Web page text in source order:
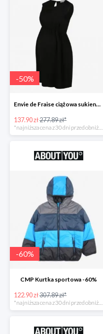
-50%
Envie de Fraise ciążowa sukienka 'Madeleine' -50%
137.90 zł277.89 zł*
-60%
CMP Kurtka sportowa -60%
122.90 zł307.89 zł*
*najniższa cena z 30 dni przed obniżką